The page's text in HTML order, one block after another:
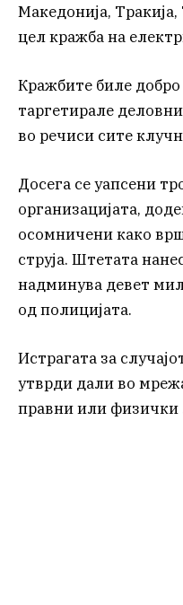
Македонија,
цел кражба на
Кражбите биле
таргетирале
во речиси сите
Досега се уапсени
организацијата,
осомничени како
струја. Штетата
надминува девет
од полицијата.
Истрагата за
утврди дали во
правни или физички